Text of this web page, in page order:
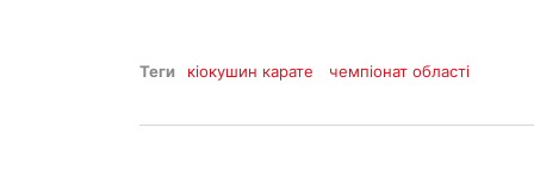
Теги кіокушин карате чемпіонат області